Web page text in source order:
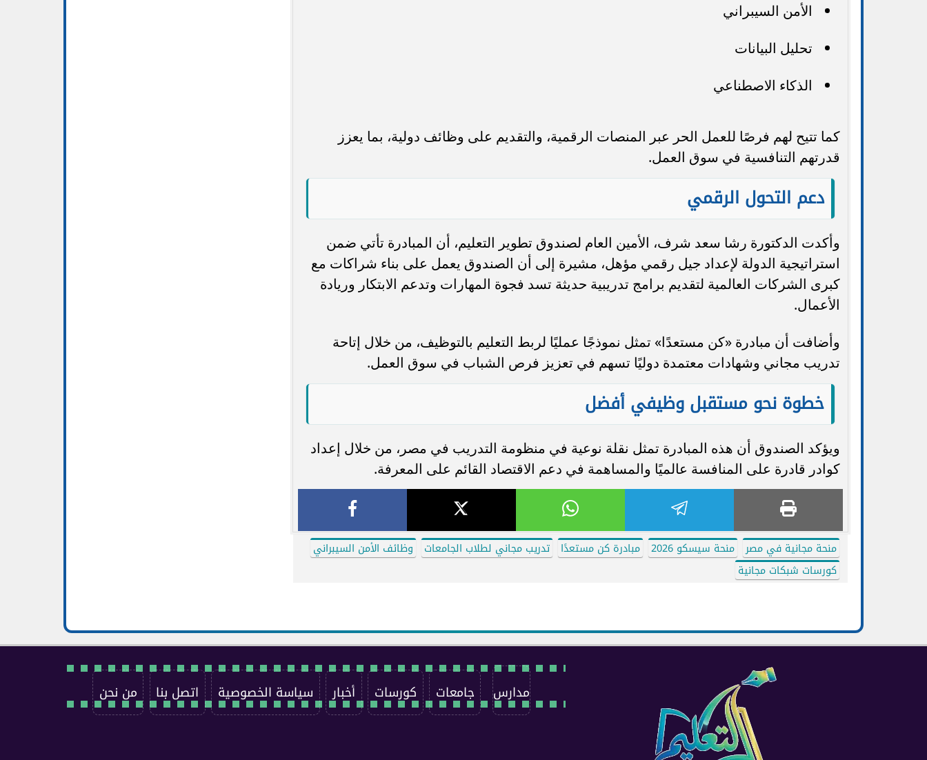
الأمن السيبراني
تحليل البيانات
الذكاء الاصطناعي
كما تتيح لهم فرصًا للعمل الحر عبر المنصات الرقمية، والتقديم على وظائف دولية، بما يعزز
قدرتهم التنافسية في سوق العمل.
دعم التحول الرقمي
وأكدت الدكتورة رشا سعد شرف، الأمين العام لصندوق تطوير التعليم، أن المبادرة تأتي ضمن
استراتيجية الدولة لإعداد جيل رقمي مؤهل، مشيرة إلى أن الصندوق يعمل على بناء شراكات مع
كبرى الشركات العالمية لتقديم برامج تدريبية حديثة تسد فجوة المهارات وتدعم الابتكار وريادة
الأعمال.
وأضافت أن مبادرة «كن مستعدًا» تمثل نموذجًا عمليًا لربط التعليم بالتوظيف، من خلال إتاحة
تدريب مجاني وشهادات معتمدة دوليًا تسهم في تعزيز فرص الشباب في سوق العمل.
خطوة نحو مستقبل وظيفي أفضل
ويؤكد الصندوق أن هذه المبادرة تمثل نقلة نوعية في منظومة التدريب في مصر، من خلال إعداد
كوادر قادرة على المنافسة عالميًا والمساهمة في دعم الاقتصاد القائم على المعرفة.
منحة مجانية في مصر منحة سيسكو 2026 مبادرة كن مستعدًا تدريب مجاني لطلاب الجامعات
وظائف الأمن السيبراني
كورسات شبكات مجانية
مدارس جامعات كورسات أخبار سياسة الخصوصية اتصل بنا من نحن